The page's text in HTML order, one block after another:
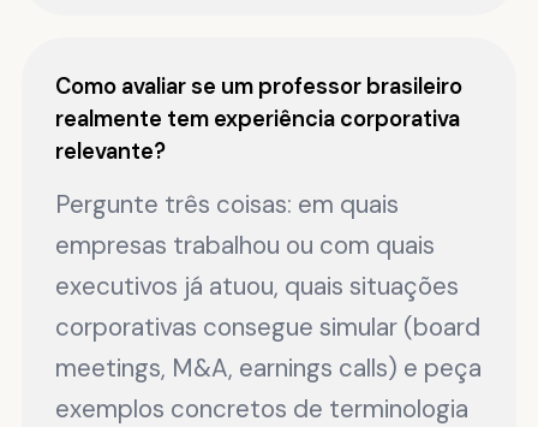
Como avaliar se um professor brasileiro
realmente tem experiência corporativa
relevante?
Pergunte três coisas: em quais
empresas trabalhou ou com quais
executivos já atuou, quais situações
corporativas consegue simular (board
meetings, M&A, earnings calls) e peça
exemplos concretos de terminologia